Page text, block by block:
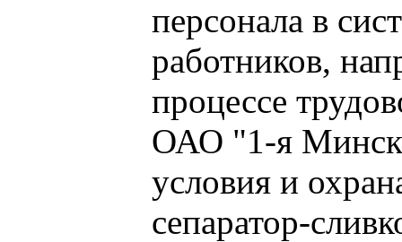
персонала в
работников,
процессе
ОАО "1-я
условия и
сепаратор-